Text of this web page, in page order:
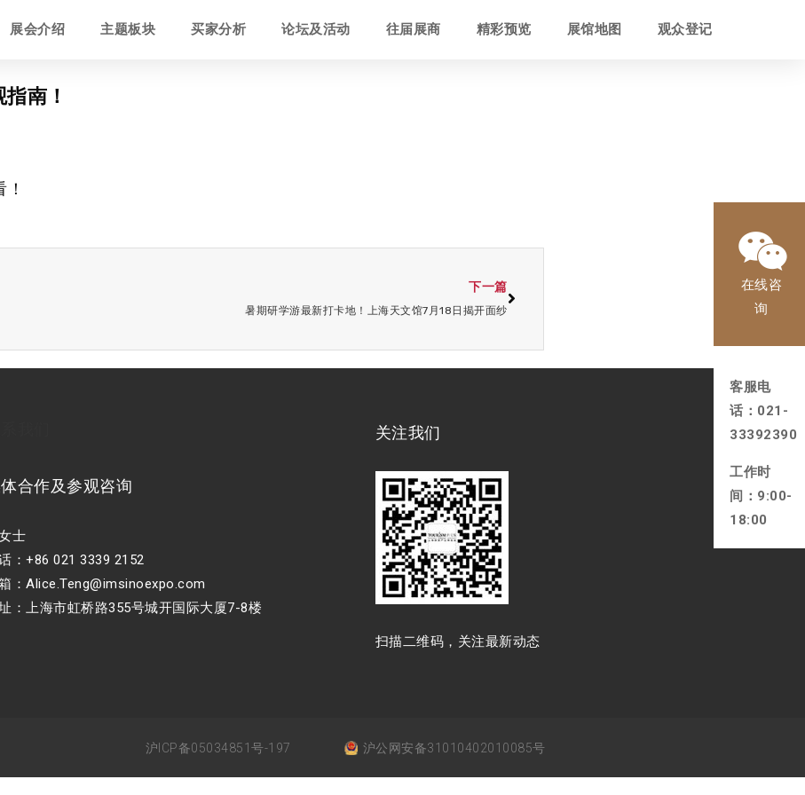
展会介绍 主题板块 买家分析 论坛及活动 往届展商 精彩预览 展馆地图 观众登记
南！
下一篇
暑期研学游最新打卡地！上海天文馆7月18日揭开面纱
合作及参观咨询
士
：+86 021 3339 2152
：Alice.Teng@imsinoexpo.com
：上海市虹桥路355号城开国际大厦7-8楼
关注我们
扫描⼆维码，关注最新动态
沪ICP备05034851号-197 沪公网安备31010402010085号
在线咨
询
客服电
话：021-
33392390
工作时
间：9:00-
18:00